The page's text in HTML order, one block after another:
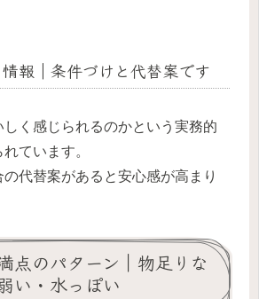
報｜条件づけと代替案です
しく感じられるのかという実務的
ています。
代替案があると安心感が高まり
点のパターン｜物足りな
い・水っぽい